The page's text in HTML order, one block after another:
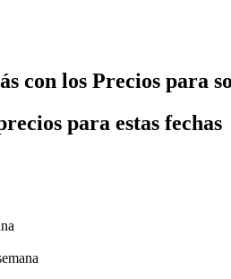
con los Precios para
para estas fechas